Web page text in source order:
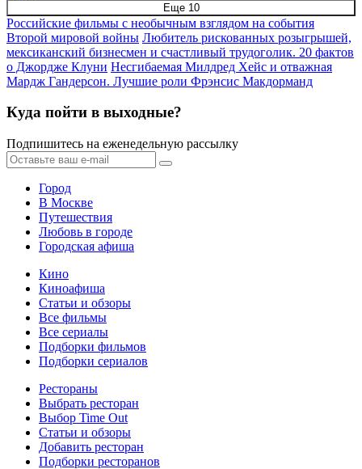
Еще 10
Российские фильмы с необычным взглядом на события
Второй мировой войны Любитель рискованных розыгрышей,
мексиканский бизнесмен и счастливый трудоголик. 20 фактов
о Джордже Клуни Несгибаемая Милдред Хейс и отважная
Мардж Гандерсон. Лучшие роли Фрэнсис Макдорманд
Куда пойти в выходные?
Подпишитесь на еженедельную рассылку
Город
В Москве
Путешествия
Любовь в городе
Городская афиша
Кино
Киноафиша
Статьи и обзоры
Все фильмы
Все сериалы
Подборки фильмов
Подборки сериалов
Рестораны
Выбрать ресторан
Выбор Time Out
Статьи и обзоры
Добавить ресторан
Подборки ресторанов